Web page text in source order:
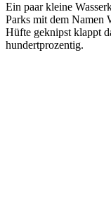
Ein paar kleine
Parks mit dem Namen
Hüfte geknipst klappt
hundertprozentig.